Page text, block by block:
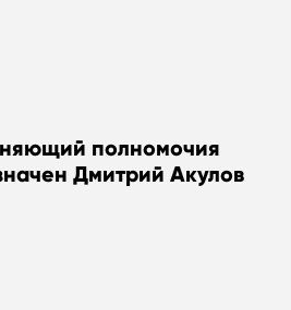
полномочия
Дмитрий Акулов